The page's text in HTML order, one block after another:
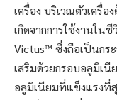
เครื่อง บริเวณตัวเครื่
เกิดจากการใช้งานใน
Victus™ ซึ่งถือเป็นก
เสริมด้วยกรอบอลูมิเนี
อลูมิเนียมที่แข็งแรงที่